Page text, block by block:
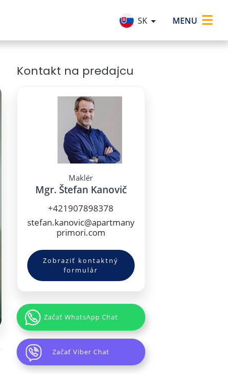
SK MENU ×
Kontakt na predajcu
Maklér
Mgr. Štefan Kanovič
+421907898378
stefan.kanovic@apartmany
primori.com
Zobraziť kontaktný
formulár
Začať WhatsApp Chat
Začať Viber Chat